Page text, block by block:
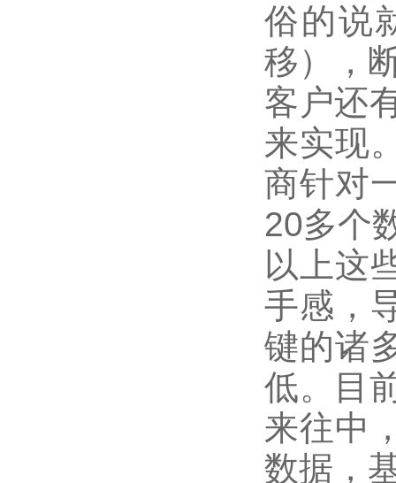
俗的说
移），
客户还
来实现
商针对
20多个
以上这
手感，
键的诸
低。目
来往中
数据，